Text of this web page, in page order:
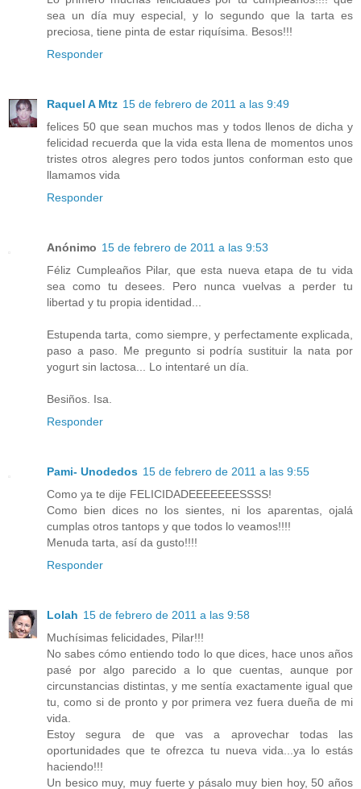
sea un día muy especial, y lo segundo que la tarta es
preciosa, tiene pinta de estar riquísima. Besos!!!
Responder
Raquel A Mtz 15 de febrero de 2011 a las 9:49
felices 50 que sean muchos mas y todos llenos de dicha y
felicidad recuerda que la vida esta llena de momentos unos
tristes otros alegres pero todos juntos conforman esto que
llamamos vida
Responder
Anónimo 15 de febrero de 2011 a las 9:53
Féliz Cumpleaños Pilar, que esta nueva etapa de tu vida
sea como tu desees. Pero nunca vuelvas a perder tu
libertad y tu propia identidad...
Estupenda tarta, como siempre, y perfectamente explicada,
paso a paso. Me pregunto si podría sustituir la nata por
yogurt sin lactosa... Lo intentaré un día.
Besiños. Isa.
Responder
Pami- Unodedos 15 de febrero de 2011 a las 9:55
Como ya te dije FELICIDADEEEEEEESSSS!
Como bien dices no los sientes, ni los aparentas, ojalá
cumplas otros tantops y que todos lo veamos!!!!
Menuda tarta, así da gusto!!!!
Responder
Lolah 15 de febrero de 2011 a las 9:58
Muchísimas felicidades, Pilar!!!
No sabes cómo entiendo todo lo que dices, hace unos años
pasé por algo parecido a lo que cuentas, aunque por
circunstancias distintas, y me sentía exactamente igual que
tu, como si de pronto y por primera vez fuera dueña de mi
vida.
Estoy segura de que vas a aprovechar todas las
oportunidades que te ofrezca tu nueva vida...ya lo estás
haciendo!!!
Un besico muy, muy fuerte y pásalo muy bien hoy, 50 años